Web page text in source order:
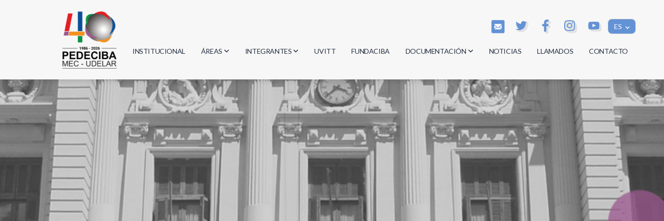
ES
INSTITUCIONAL ÁREAS
Biología
Física
Geociencias
Informática
Matemática
INTEGRANTES
Investigadores
Estudiantes
Egresados
UVITT FUNDACIBA DOCUMENTACIÓN
Actas
Reglamentos
Documentos
NOTICIAS LLAMADOS CONTACTO